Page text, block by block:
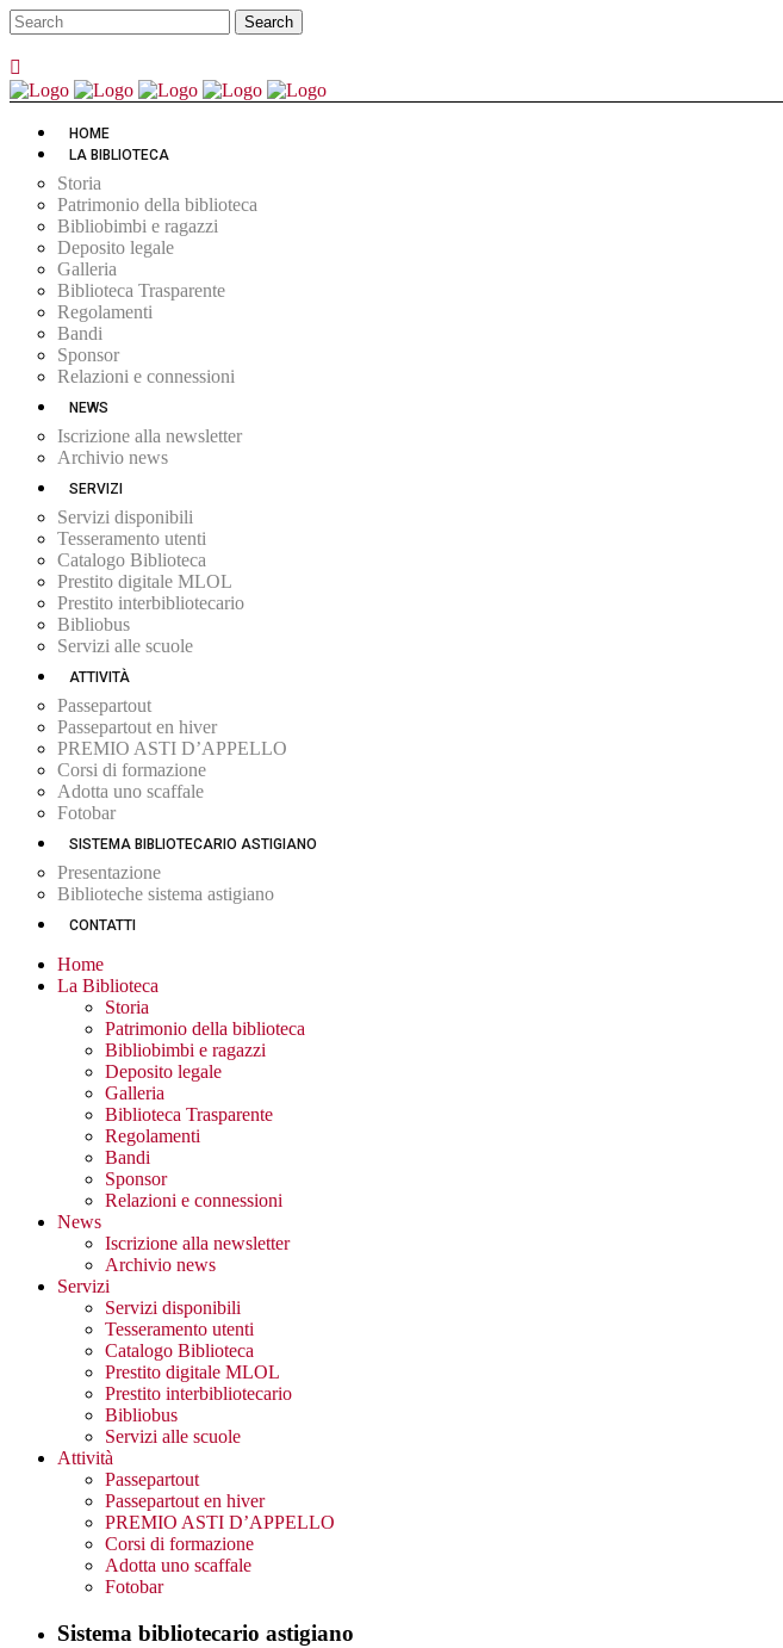
HOME
LA BIBLIOTECA
Storia
Patrimonio della biblioteca
Bibliobimbi e ragazzi
Deposito legale
Galleria
Biblioteca Trasparente
Regolamenti
Bandi
Sponsor
Relazioni e connessioni
NEWS
Iscrizione alla newsletter
Archivio news
SERVIZI
Servizi disponibili
Tesseramento utenti
Catalogo Biblioteca
Prestito digitale MLOL
Prestito interbibliotecario
Bibliobus
Servizi alle scuole
ATTIVITÀ
Passepartout
Passepartout en hiver
PREMIO ASTI D’APPELLO
Corsi di formazione
Adotta uno scaffale
Fotobar
SISTEMA BIBLIOTECARIO ASTIGIANO
Presentazione
Biblioteche sistema astigiano
CONTATTI
Home
La Biblioteca
Storia
Patrimonio della biblioteca
Bibliobimbi e ragazzi
Deposito legale
Galleria
Biblioteca Trasparente
Regolamenti
Bandi
Sponsor
Relazioni e connessioni
News
Iscrizione alla newsletter
Archivio news
Servizi
Servizi disponibili
Tesseramento utenti
Catalogo Biblioteca
Prestito digitale MLOL
Prestito interbibliotecario
Bibliobus
Servizi alle scuole
Attività
Passepartout
Passepartout en hiver
PREMIO ASTI D’APPELLO
Corsi di formazione
Adotta uno scaffale
Fotobar
Sistema bibliotecario astigiano